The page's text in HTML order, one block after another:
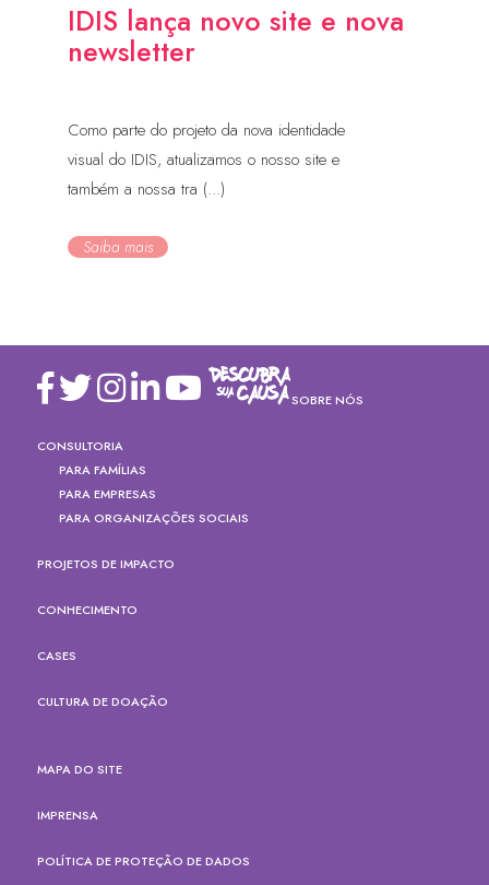
IDIS lança novo site e nova
newsletter
Como parte do projeto da nova identidade
visual do IDIS, atualizamos o nosso site e
também a nossa tra (...)
Saiba mais
SOBRE NÓS
CONSULTORIA
PARA FAMÍLIAS
PARA EMPRESAS
PARA ORGANIZAÇÕES SOCIAIS
PROJETOS DE IMPACTO
CONHECIMENTO
CASES
CULTURA DE DOAÇÃO
MAPA DO SITE
IMPRENSA
POLÍTICA DE PROTEÇÃO DE DADOS